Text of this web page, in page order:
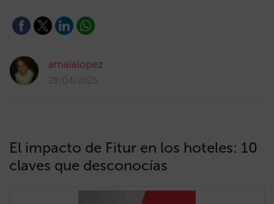
amaialopez
28/04/2025
El impacto de Fitur en los hoteles: 10
claves que desconocías